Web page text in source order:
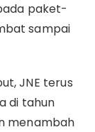
paket-
sampai
JNE terus
di tahun
menambah